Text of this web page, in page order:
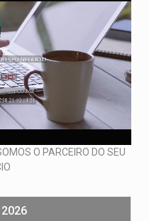
O PARCEIRO DO SEU
2026